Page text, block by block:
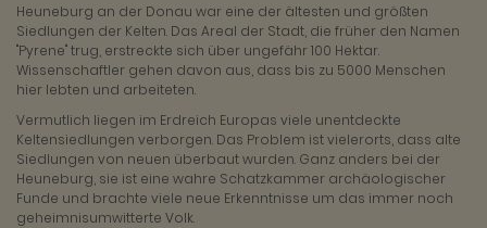
Heuneburg an der Donau war eine der ältesten und größten
Siedlungen der Kelten. Das Areal der Stadt, die früher den Namen
"Pyrene" trug, erstreckte sich über ungefähr 100 Hektar.
Wissenschaftler gehen davon aus, dass bis zu 5000 Menschen
hier lebten und arbeiteten.
Vermutlich liegen im Erdreich Europas viele unentdeckte
Keltensiedlungen verborgen. Das Problem ist vielerorts, dass alte
Siedlungen von neuen überbaut wurden. Ganz anders bei der
Heuneburg, sie ist eine wahre Schatzkammer archäologischer
Funde und brachte viele neue Erkenntnisse um das immer noch
geheimnisumwitterte Volk.